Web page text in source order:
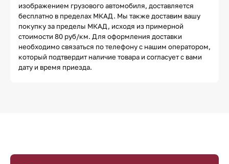
изображением грузового автомобиля, доставляется
бесплатно в пределах МКАД. Мы также доставим вашу
покупку за пределы МКАД, исходя из примерной
стоимости 80 руб/км. Для оформления доставки
необходимо связаться по телефону с нашим оператором,
который подтвердит наличие товара и согласует с вами
дату и время приезда.